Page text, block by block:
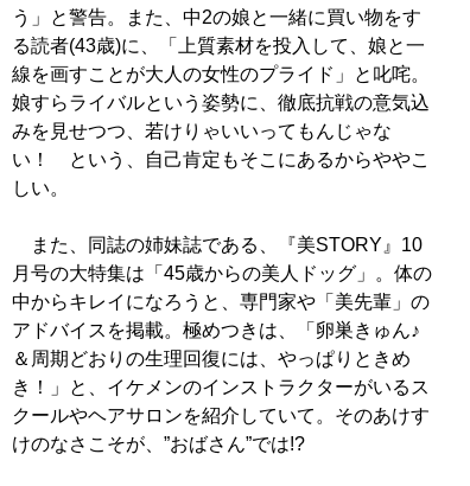
う」と警告。また、中2の娘と一緒に買い物をす
る読者(43歳)に、「上質素材を投入して、娘と一
線を画すことが大人の女性のプライド」と叱咤。
娘すらライバルという姿勢に、徹底抗戦の意気込
みを見せつつ、若けりゃいいってもんじゃな
い！ という、自己肯定もそこにあるからややこ
しい。
また、同誌の姉妹誌である、『美STORY』10
月号の大特集は「45歳からの美人ドッグ」。体の
中からキレイになろうと、専門家や「美先輩」の
アドバイスを掲載。極めつきは、「卵巣きゅん♪
＆周期どおりの生理回復には、やっぱりときめ
き！」と、イケメンのインストラクターがいるス
クールやヘアサロンを紹介していて。そのあけす
けのなさこそが、”おばさん”では!?